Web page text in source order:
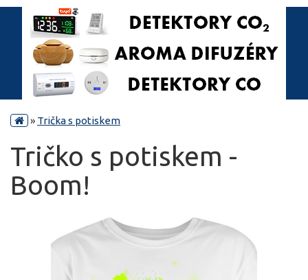
» Trička s potiskem
Tričko s potiskem -
Boom!